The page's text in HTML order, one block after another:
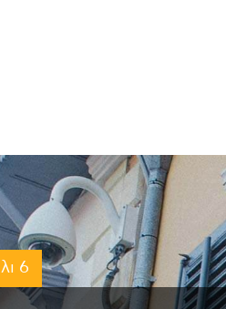
6